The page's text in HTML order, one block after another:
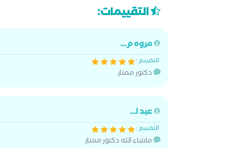
التقييمات:
مروه م...
التقييم :
دكتور ممتاز
عبد ا...
التقييم :
ماشاء الله دكتور ممتاز